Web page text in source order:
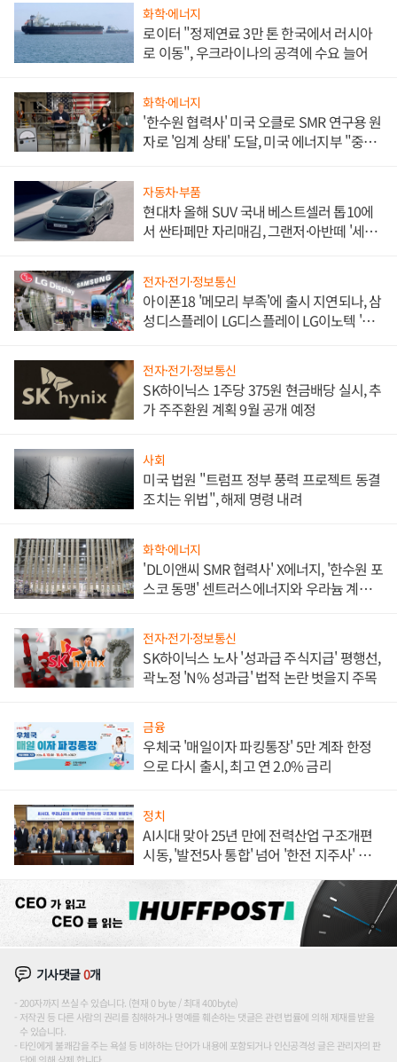
화학·에너지
로이터 "정제연료 3만 톤 한국에서 러시아
로 이동", 우크라이나의 공격에 수요 늘어
화학·에너지
'한수원 협력사' 미국 오클로 SMR 연구용 원
자로 '임계 상태' 도달, 미국 에너지부 "중요
자동차·부품
현대차 올해 SUV 국내 베스트셀러 톱10에
서 싼타페만 자리매김, 그랜저·아반떼 '세단
전자·전기·정보통신
아이폰18 '메모리 부족'에 출시 지연되나, 삼
성디스플레이 LG디스플레이 LG이노텍 '탈
전자·전기·정보통신
SK하이닉스 1주당 375원 현금배당 실시, 추
가 주주환원 계획 9월 공개 예정
사회
미국 법원 "트럼프 정부 풍력 프로젝트 동결
조치는 위법", 해제 명령 내려
화학·에너지
'DL이앤씨 SMR 협력사' X에너지, '한수원 포
스코 동맹' 센트러스에너지와 우라늄 계약
전자·전기·정보통신
SK하이닉스 노사 '성과급 주식지급' 평행선,
곽노정 'N% 성과급' 법적 논란 벗을지 주목
금융
우체국 '매일이자 파킹통장' 5만 계좌 한정
으로 다시 출시, 최고 연 2.0% 금리
정치
AI시대 맞아 25년 만에 전력산업 구조개편
시동, '발전5사 통합' 넘어 '한전 지주사' 재편
기사댓글0개
200자까지 쓰실 수 있습니다. (현재 0 byte / 최대 400byte)
저작권 등 다른 사람의 권리를 침해하거나 명예를 훼손하는 댓글은 관련 법률에 의해 제재를 받을
수 있습니다.
타인에게 불쾌감을 주는 욕설 등 비하하는 단어가 내용에 포함되거나 인신공격성 글은 관리자의 판
단에 의해 삭제 합니다.